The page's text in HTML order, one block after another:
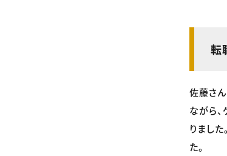
転
佐藤さ
ながら
りまし
た。